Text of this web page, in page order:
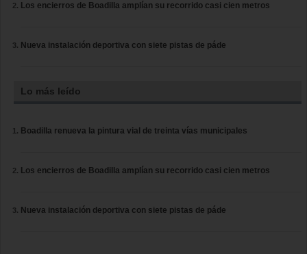
Los encierros de Boadilla amplían su recorrido casi cien metros
Nueva instalación deportiva con siete pistas de páde
Lo más leído
Boadilla renueva la pintura vial de treinta vías municipales
Los encierros de Boadilla amplían su recorrido casi cien metros
Nueva instalación deportiva con siete pistas de páde